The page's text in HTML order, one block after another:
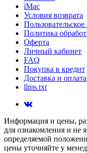
iMac
Условия возврата
Политика
Оферта
Личный кабинет
FAQ
Покупка в кредит
Доставка и оплата
llms.txt
Информация и цены,
для ознакомления и не
определяемой
цены уточняйте у